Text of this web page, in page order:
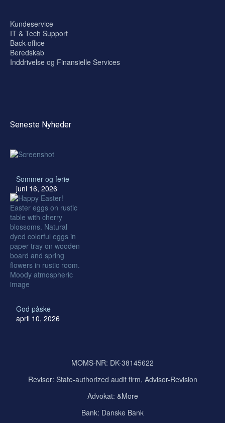
Kundeservice
IT & Tech Support
Back-office
Beredskab
Inddrivelse og Finansielle Services
Seneste Nyheder
Sommer og ferie
juni 16, 2026
God påske
april 10, 2026
MOMS-NR: DK-38145622
Revisor: State-authorized audit firm, Advisor-Revision
Advokat: &More
Bank: Danske Bank